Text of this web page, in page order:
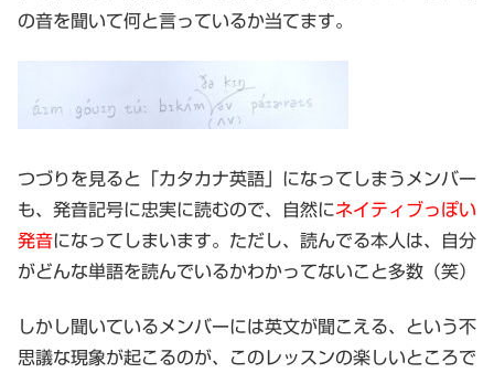
の音を聞いて何と言っているか当てます。
つづりを見ると「カタカナ英語」になってしまうメンバー
も、発音記号に忠実に読むので、自然にネイティブっぽい
発音になってしまいます。ただし、読んでる本人は、自分
がどんな単語を読んでいるかわかってないこと多数（笑）
しかし聞いているメンバーには英文が聞こえる、という不
思議な現象が起こるのが、このレッスンの楽しいところで